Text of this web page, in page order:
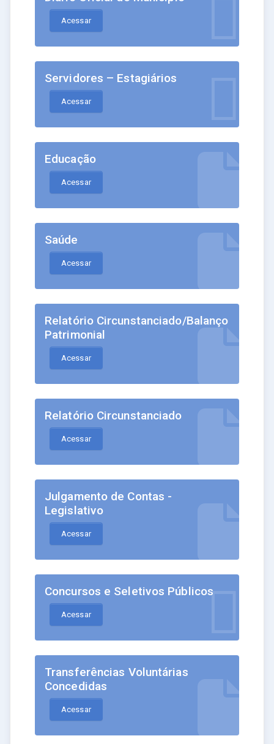
Acessar
Servidores – Estagiários
Acessar
Educação
Acessar
Saúde
Acessar
Relatório Circunstanciado/Balanço
Patrimonial
Acessar
Relatório Circunstanciado
Acessar
Julgamento de Contas -
Legislativo
Acessar
Concursos e Seletivos Públicos
Acessar
Transferências Voluntárias
Concedidas
Acessar